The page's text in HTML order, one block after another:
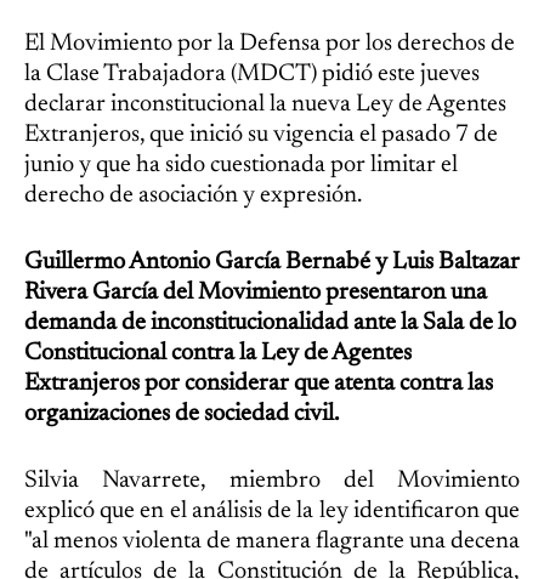
El Movimiento por la Defensa por los derechos de
la Clase Trabajadora (MDCT) pidió este jueves
declarar inconstitucional la nueva Ley de Agentes
Extranjeros, que inició su vigencia el pasado 7 de
junio y que ha sido cuestionada por limitar el
derecho de asociación y expresión.
Guillermo Antonio García Bernabé y Luis Baltazar
Rivera García del Movimiento presentaron una
demanda de inconstitucionalidad ante la Sala de lo
Constitucional contra la Ley de Agentes
Extranjeros por considerar que atenta contra las
organizaciones de sociedad civil.
Silvia Navarrete, miembro del Movimiento
explicó que en el análisis de la ley identificaron que
"al menos violenta de manera flagrante una decena
de artículos de la Constitución de la República,